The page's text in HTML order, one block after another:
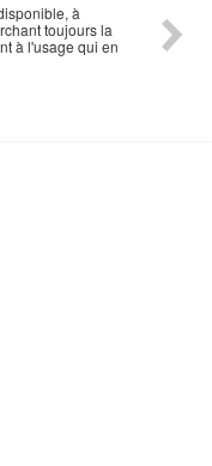
à
toujours la
à l'usage qui en